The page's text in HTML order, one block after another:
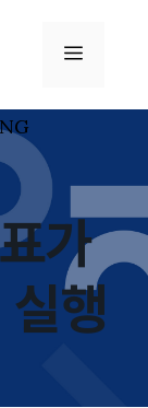
메
뉴
가
행